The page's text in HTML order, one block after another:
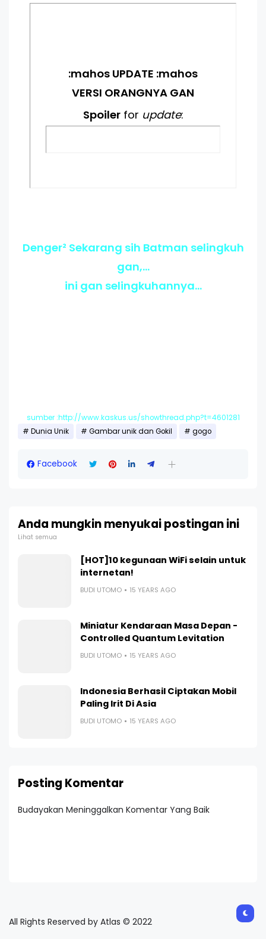
:mahos UPDATE :mahos
VERSI ORANGNYA GAN
Spoilerfor update:
Denger² Sekarang sih Batman selingkuh
gan,...
ini gan selingkuhannya...
sumber :http://www.kaskus.us/showthread.php?t=4601281
Dunia Unik
Gambar unik dan Gokil gogo
Facebook
Anda mungkin menyukai postingan ini
Lihat semua
[HOT]10 kegunaan WiFi selain untuk
internetan!
BUDI UTOMO 15 YEARS AGO
Miniatur Kendaraan Masa Depan -
Controlled Quantum Levitation
BUDI UTOMO 15 YEARS AGO
Indonesia Berhasil Ciptakan Mobil
Paling Irit Di Asia
BUDI UTOMO 15 YEARS AGO
Posting Komentar
Budayakan Meninggalkan Komentar Yang Baik
All Rights Reserved by Atlas © 2022